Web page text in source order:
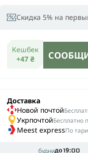
Скидка 5% на
Кешбек
+47 ₴
Доставка
Новой почтой
УкрпочтойБесплатно
Meest expressПо
буднидо 19:00